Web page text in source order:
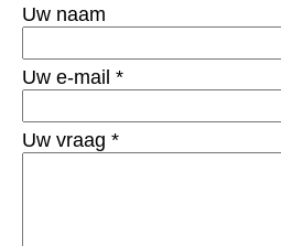
Uw naam
Uw e-mail *
Uw vraag *